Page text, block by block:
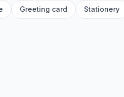
Greeting card Stationery